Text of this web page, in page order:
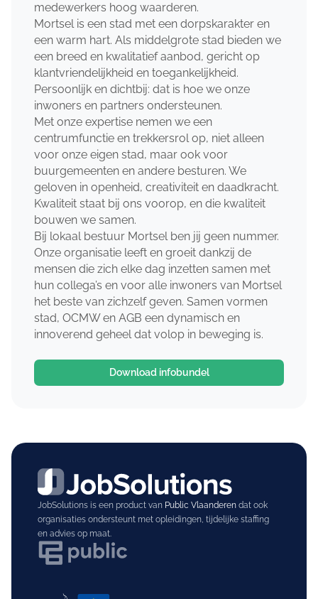
medewerkers hoog waarderen.
Mortsel is een stad met een dorpskarakter en
een warm hart. Als middelgrote stad bieden we
een breed en kwalitatief aanbod, gericht op
klantvriendelijkheid en toegankelijkheid.
Persoonlijk en dichtbij: dat is hoe we onze
inwoners en partners ondersteunen.
Met onze expertise nemen we een
centrumfunctie en trekkersrol op, niet alleen
voor onze eigen stad, maar ook voor
buurgemeenten en andere besturen. We
geloven in openheid, creativiteit en daadkracht.
Kwaliteit staat bij ons voorop, en die kwaliteit
bouwen we samen.
Bij lokaal bestuur Mortsel ben jij geen nummer.
Onze organisatie leeft en groeit dankzij de
mensen die zich elke dag inzetten samen met
hun collega’s en voor alle inwoners van Mortsel
het beste van zichzelf geven. Samen vormen
stad, OCMW en AGB een dynamisch en
innoverend geheel dat volop in beweging is.
Download infobundel
JobSolutions is een product van Public Vlaanderendat ook
organisaties ondersteunt met opleidingen, tijdelijke staffing
en advies op maat.